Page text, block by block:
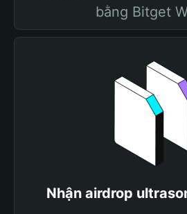
bằng Bitget
Nhận airdrop